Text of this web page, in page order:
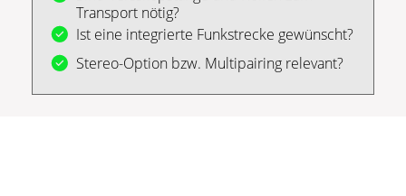
Transport nötig?
Ist eine integrierte Funkstrecke gewünscht?
Stereo-Option bzw. Multipairing relevant?